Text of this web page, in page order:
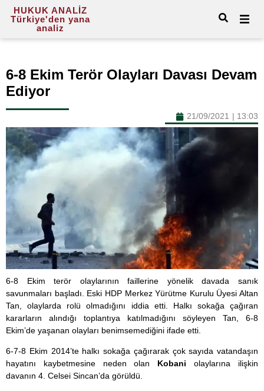
HUKUK ANALİZ
Türkiye'den yana
analiz
6-8 Ekim Terör Olayları Davası Devam
Ediyor
21/09/2021 | 13:03
6-8 Ekim terör olaylarının faillerine yönelik davada sanık
savunmaları başladı. Eski HDP Merkez Yürütme Kurulu Üyesi Altan
Tan, olaylarda rolü olmadığını iddia etti. Halkı sokağa çağıran
kararların alındığı toplantıya katılmadığını söyleyen Tan, 6-8
Ekim’de yaşanan olayları benimsemediğini ifade etti.
6-7-8 Ekim 2014’te halkı sokağa çağırarak çok sayıda vatandaşın
hayatını kaybetmesine neden olan Kobani olaylarına ilişkin
davanın 4. Celsei Sincan’da görüldü.